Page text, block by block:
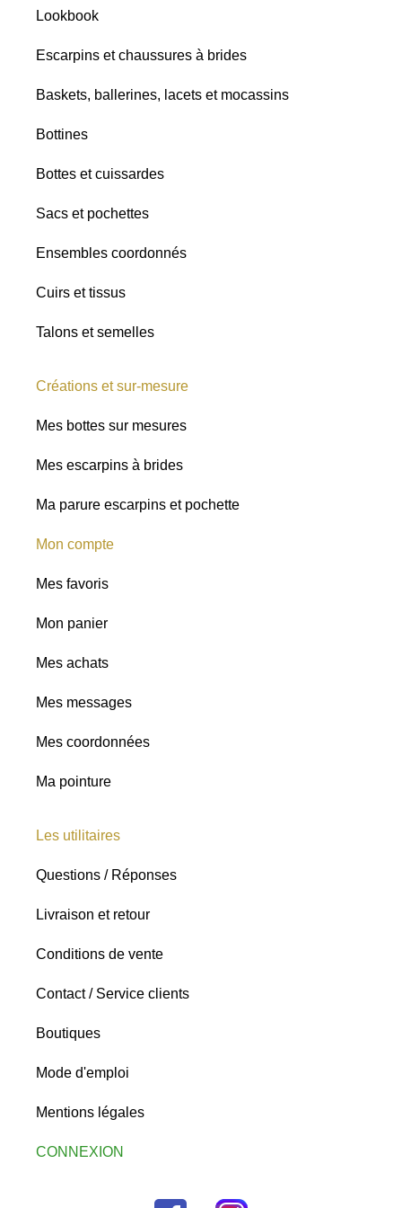
Paillettes
Lookbook
Escarpins et chaussures à brides
Baskets, ballerines, lacets et mocassins
Bottines
Bottes et cuissardes
Sacs et pochettes
Ensembles coordonnés
Cuirs et tissus
Talons et semelles
Créations et sur-mesure
Mes bottes sur mesures
Mes escarpins à brides
Ma parure escarpins et pochette
Mon compte
Mes favoris
Mon panier
Mes achats
Mes messages
Mes coordonnées
Ma pointure
Les utilitaires
Questions / Réponses
Livraison et retour
Conditions de vente
Contact / Service clients
Boutiques
Mode d'emploi
Mentions légales
CONNEXION